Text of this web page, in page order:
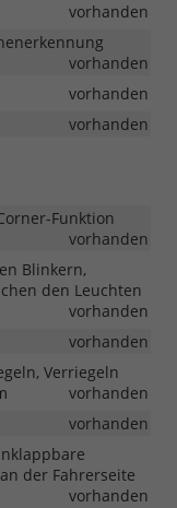
vorhanden
vorhanden
vorhanden
vorhanden
Funktion
vorhanden
Blinkern,
den Leuchten
vorhanden
vorhanden
Verriegeln
vorhanden
vorhanden
der Fahrerseite
vorhanden